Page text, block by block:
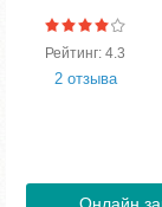
Рейтинг: 4.3
2 отзыва